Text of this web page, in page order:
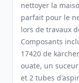
nettoyer la
parfait pour le
lors de travaux
Composants
17420 de
ouate, un
et 2 tubes